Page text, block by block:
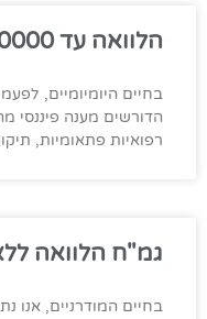
הלוואה עד 20000
בחיים היומיומיים,
הדורשים מענה פיננסי
רפואיות פתאומיות,
גמ"ח הלוואה
בחיים המודרניים, אנו